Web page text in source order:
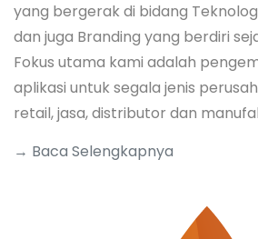
yang bergerak di bidang
dan juga Branding yang berdiri
Fokus utama kami adalah
aplikasi untuk segala jenis
retail, jasa, distributor dan
→ Baca Selengkapnya